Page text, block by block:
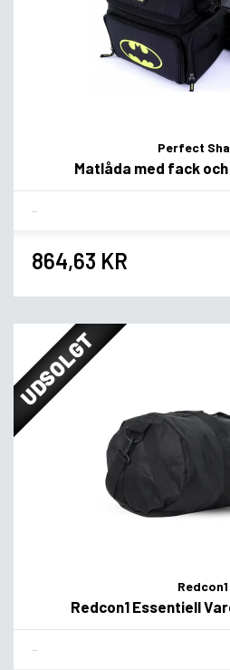
Perfect
Matlåda med fack
864,63 KR
UDSOLGT
Redcon1
Redcon1 Essentiell